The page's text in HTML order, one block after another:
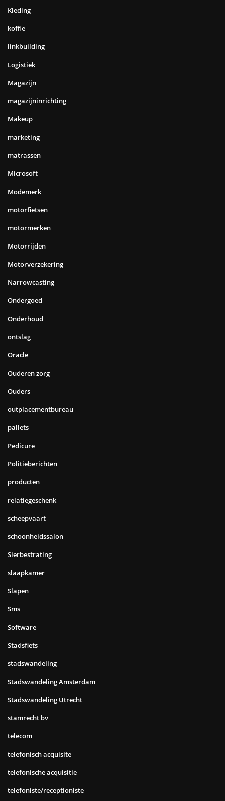
Kleding
koffie
linkbuilding
Logistiek
Magazijn
magazijninrichting
Makeup
marketing
matrassen
Microsoft
Modemerk
motorfietsen
motormerken
Motorrijden
Motorverzekering
Narrowcasting
Ondergoed
Onderhoud
ontslag
Oracle
Ouderen zorg
Ouders
outplacementbureau
pallets
Pedicure
Politieberichten
producten
relatiegeschenk
scheepvaart
schoonheidssalon
Sierbestrating
slaapkamer
Slapen
Sms
Software
Stadsfiets
stadswandeling
Stadswandeling Amsterdam
Stadswandeling Utrecht
stamrecht bv
telecom
telefonisch acquisite
telefonische acquisitie
telefoniste/receptioniste